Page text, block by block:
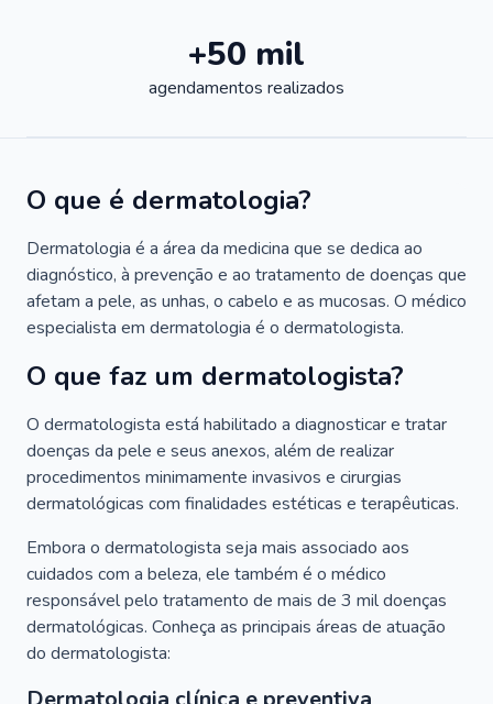
+50 mil
agendamentos realizados
O que é dermatologia?
Dermatologia é a área da medicina que se dedica ao
diagnóstico, à prevenção e ao tratamento de doenças que
afetam a pele, as unhas, o cabelo e as mucosas. O médico
especialista em dermatologia é o dermatologista.
O que faz um dermatologista?
O dermatologista está habilitado a diagnosticar e tratar
doenças da pele e seus anexos, além de realizar
procedimentos minimamente invasivos e cirurgias
dermatológicas com finalidades estéticas e terapêuticas.
Embora o dermatologista seja mais associado aos
cuidados com a beleza, ele também é o médico
responsável pelo tratamento de mais de 3 mil doenças
dermatológicas. Conheça as principais áreas de atuação
do dermatologista: